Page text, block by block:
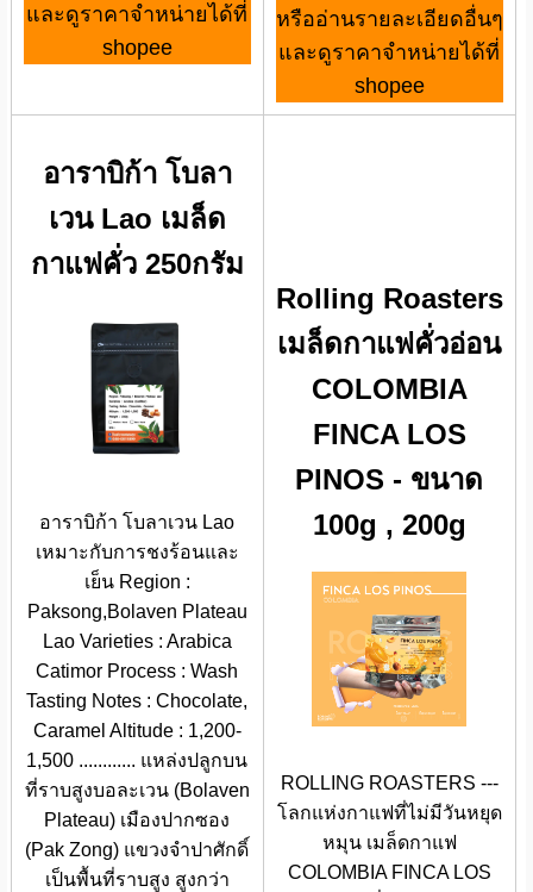
และดูราคาจำหน่ายได้ที่
shopee
หรืออ่านรายละเอียดอื่นๆ
และดูราคาจำหน่ายได้ที่
shopee
อาราบิก้า โบลา
เวน Lao เมล็ด
กาแฟคั่ว 250กรัม
อาราบิก้า โบลาเวน Lao
เหมาะกับการชงร้อนและ
เย็น Region :
Paksong,Bolaven Plateau
Lao Varieties : Arabica
Catimor Process : Wash
Tasting Notes : Chocolate,
Caramel Altitude : 1,200-
1,500 ............ แหล่งปลูกบน
ที่ราบสูงบอละเวน (Bolaven
Plateau) เมืองปากซอง
(Pak Zong) แขวงจำปาศักดิ์
เป็นพื้นที่ราบสูง สูงกว่า
Rolling Roasters
เมล็ดกาแฟคั่วอ่อน
COLOMBIA
FINCA LOS
PINOS - ขนาด
100g , 200g
ROLLING ROASTERS ---
โลกแห่งกาแฟที่ไม่มีวันหยุด
หมุน เมล็ดกาแฟ
COLOMBIA FINCA LOS